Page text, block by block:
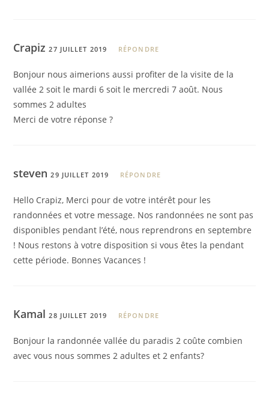
Crapiz27 JUILLET 2019 RÉPONDRE
Bonjour nous aimerions aussi profiter de la visite de la
vallée 2 soit le mardi 6 soit le mercredi 7 août. Nous
sommes 2 adultes
Merci de votre réponse ?
steven29 JUILLET 2019 RÉPONDRE
Hello Crapiz, Merci pour de votre intérêt pour les
randonnées et votre message. Nos randonnées ne sont pas
disponibles pendant l’été, nous reprendrons en septembre
! Nous restons à votre disposition si vous êtes la pendant
cette période. Bonnes Vacances !
Kamal28 JUILLET 2019 RÉPONDRE
Bonjour la randonnée vallée du paradis 2 coûte combien
avec vous nous sommes 2 adultes et 2 enfants?